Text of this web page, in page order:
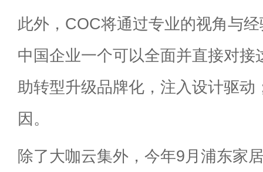
此外，COC将通过专业的视角与
中国企业一个可以全面并直接对接
助转型升级品牌化，注入设计驱动
因。
除了大咖云集外，今年9月浦东家